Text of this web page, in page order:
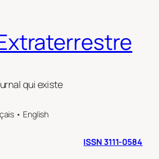
qui existe
• English
ISSN 3111-0584